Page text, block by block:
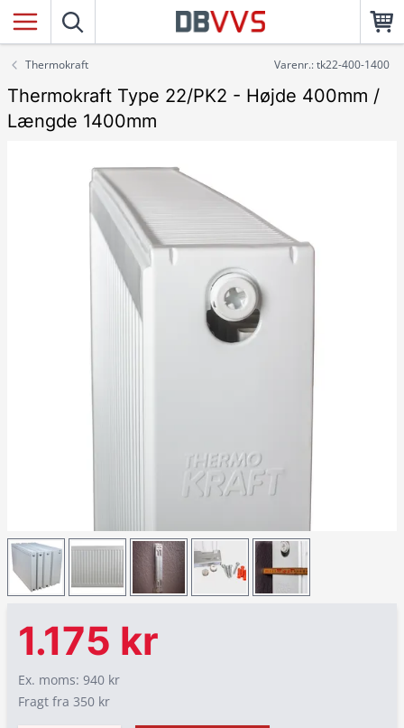
Thermokraft Varenr.: tk22-400-1400
Thermokraft Type 22/PK2 - Højde 400mm /
Længde 1400mm
1.175 kr
Ex. moms: 940 kr
Fragt fra 350 kr